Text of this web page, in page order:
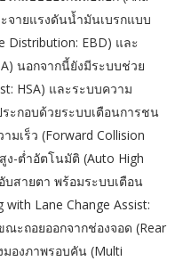
จายแรงดันน้ำมันเบรกแบบ
Distribution: EBD) และ
นอกจากนี้ยังมีระบบช่วย
HSA) และระบบความ
ระกอบด้วยระบบเตือนการชน
เร็ว (Forward Collision
ง-ต่ำอัตโนมัติ (Auto High
สายตา พร้อมระบบเตือน
Lane Change Assist:
ะถอยออกจากช่องจอด (Rear
มองภาพรอบคัน (Multi